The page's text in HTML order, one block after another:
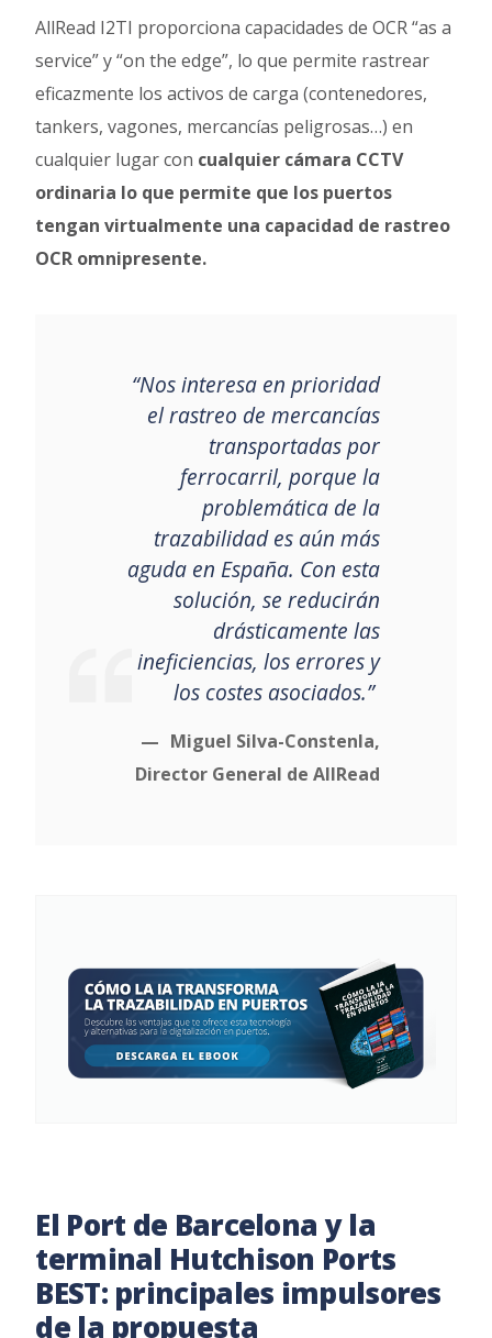
AllRead I2TI proporciona capacidades de OCR “as a
service” y “on the edge”, lo que permite rastrear
eficazmente los activos de carga (contenedores,
tankers, vagones, mercancías peligrosas…) en
cualquier lugar con cualquier cámara CCTV
ordinaria lo que permite que los puertos
tengan virtualmente una capacidad de rastreo
OCR omnipresente.
“Nos interesa en prioridad
el rastreo de mercancías
transportadas por
ferrocarril, porque la
problemática de la
trazabilidad es aún más
aguda en España. Con esta
solución, se reducirán
drásticamente las
ineficiencias, los errores y
los costes asociados.”
Miguel Silva-Constenla,
Director General de AllRead
El Port de Barcelona y la
terminal Hutchison Ports
BEST: principales impulsores
de la propuesta